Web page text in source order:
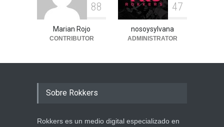
88
Marian Rojo
CONTRIBUTOR
47
nosoysylvana
ADMINISTRATOR
Sobre Rokkers
Rokkers es un medio digital especializado en